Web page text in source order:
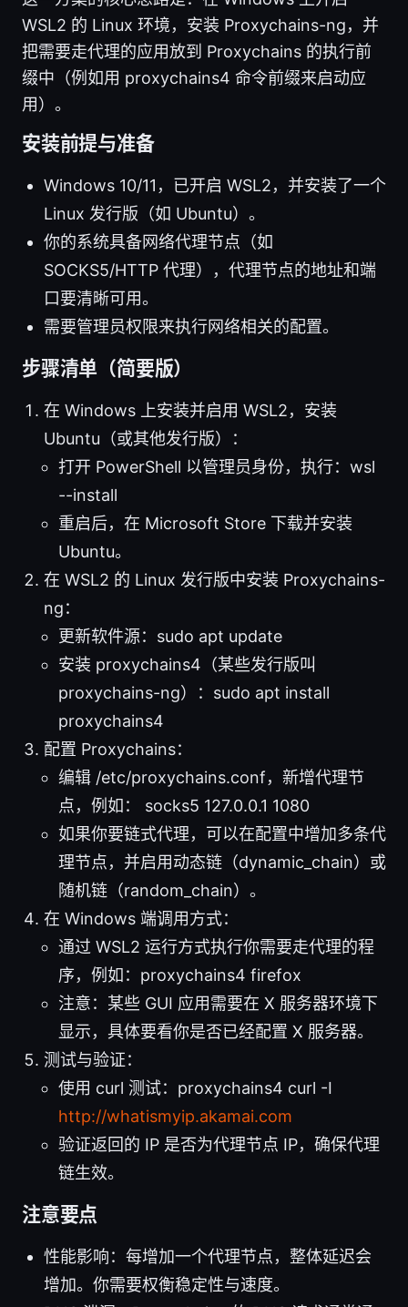
WSL2 的 Linux 环境，安装 Proxychains-ng，并
把需要走代理的应用放到 Proxychains 的执行前
缀中（例如用 proxychains4 命令前缀来启动应
用）。
安装前提与准备
Windows 10/11，已开启 WSL2，并安装了一个
Linux 发行版（如 Ubuntu）。
你的系统具备网络代理节点（如
SOCKS5/HTTP 代理），代理节点的地址和端
口要清晰可用。
需要管理员权限来执行网络相关的配置。
步骤清单（简要版）
在 Windows 上安装并启用 WSL2，安装
Ubuntu（或其他发行版）：
打开 PowerShell 以管理员身份，执行：wsl
--install
重启后，在 Microsoft Store 下载并安装
Ubuntu。
在 WSL2 的 Linux 发行版中安装 Proxychains-
ng：
更新软件源：sudo apt update
安装 proxychains4（某些发行版叫
proxychains-ng）：sudo apt install
proxychains4
配置 Proxychains：
编辑 /etc/proxychains.conf，新增代理节
点，例如： socks5 127.0.0.1 1080
如果你要链式代理，可以在配置中增加多条代
理节点，并启用动态链（dynamic_chain）或
随机链（random_chain）。
在 Windows 端调用方式：
通过 WSL2 运行方式执行你需要走代理的程
序，例如：proxychains4 firefox
注意：某些 GUI 应用需要在 X 服务器环境下
显示，具体要看你是否已经配置 X 服务器。
测试与验证：
使用 curl 测试：proxychains4 curl -I
http://whatismyip.akamai.com
验证返回的 IP 是否为代理节点 IP，确保代理
链生效。
注意要点
性能影响：每增加一个代理节点，整体延迟会
增加。你需要权衡稳定性与速度。